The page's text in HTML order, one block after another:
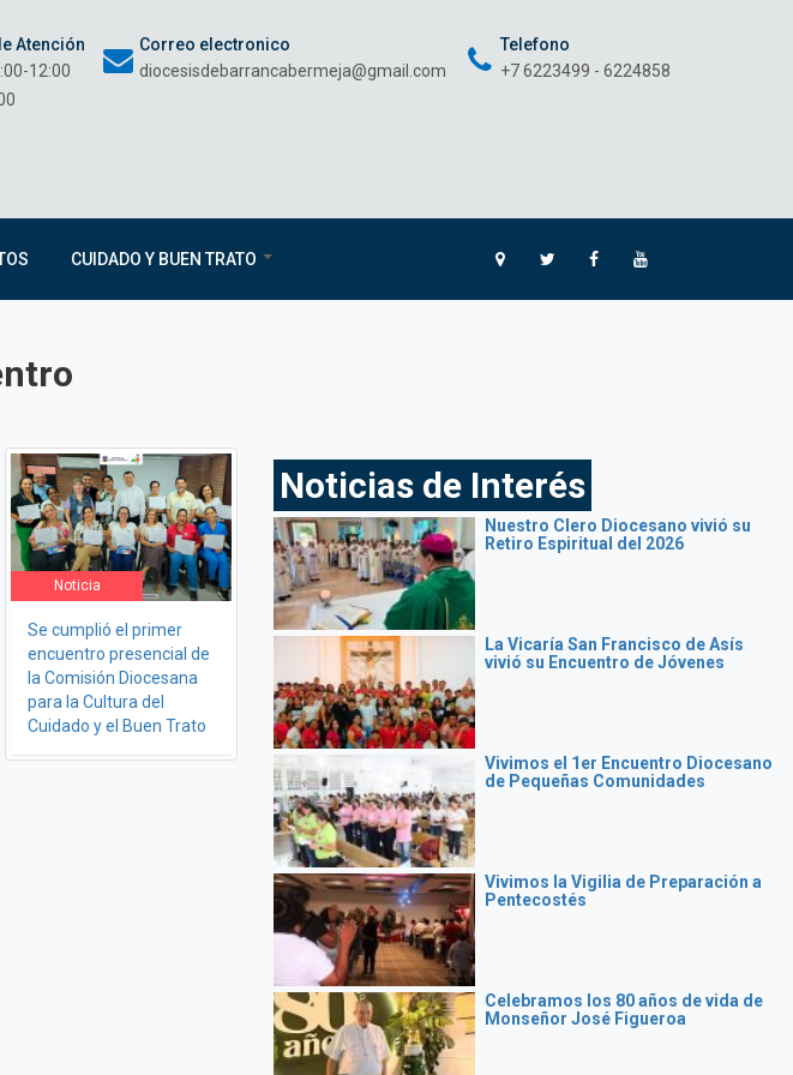
Atención
12:00
Correo electronico
diocesisdebarrancabermeja@gmail.com
Telefono
+7 6223499 - 6224858
CUIDADO Y BUEN TRATO
Noticia
Se cumplió el primer
encuentro presencial de
la Comisión Diocesana
para la Cultura del
Cuidado y el Buen Trato
Noticias de Interés
Nuestro Clero Diocesano vivió su
Retiro Espiritual del 2026
La Vicaría San Francisco de Asís
vivió su Encuentro de Jóvenes
Vivimos el 1er Encuentro Diocesano
de Pequeñas Comunidades
Vivimos la Vigilia de Preparación a
Pentecostés
Celebramos los 80 años de vida de
Monseñor José Figueroa